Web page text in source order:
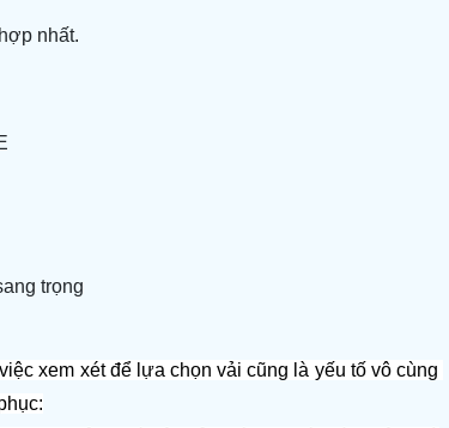
nhất.
trọng
xem xét để lựa chọn vải cũng là yếu tố vô cùng